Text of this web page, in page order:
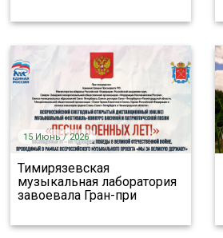
15 Июнь / 2026
Тимирязевская
музыкальная лаборатория
завоевала Гран-при